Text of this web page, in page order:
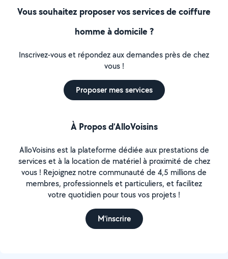
Vous souhaitez proposer vos services de coiffure
homme à domicile ?
Inscrivez-vous et répondez aux demandes près de chez
vous !
Proposer mes services
À Propos d’AlloVoisins
AlloVoisins est la plateforme dédiée aux prestations de
services et à la location de matériel à proximité de chez
vous ! Rejoignez notre communauté de 4,5 millions de
membres, professionnels et particuliers, et facilitez
votre quotidien pour tous vos projets !
M'inscrire